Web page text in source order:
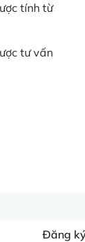
tính từ
tư vấn
Đăng